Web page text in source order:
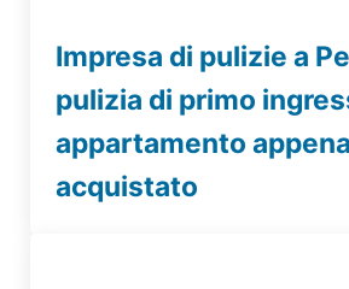
Impresa di pulizie a
pulizia di primo
appartamento appena
acquistato